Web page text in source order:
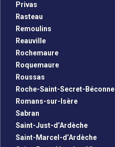
Privas
Rasteau
Remoulins
Reauville
Rochemaure
Roquemaure
Roussas
Roche-Saint-Secret-Béconne
Romans-sur-Isère
Sabran
Saint-Just-d’Ardèche
Saint-Marcel-d’Ardèche